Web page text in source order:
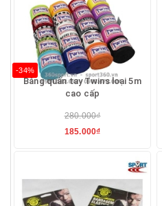
-34%
Băng quấn tay Twins loại 5m
cao cấp
280.000₫
185.000₫